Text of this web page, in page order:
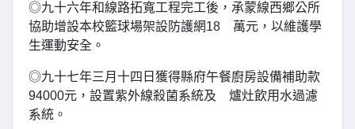
◎九十六年和線路拓寬工程完工後，承蒙線西鄉公所
協助增設本校籃球場架設防護網18 萬元，以維護學
生運動安全。
◎九十七年三月十四日獲得縣府午餐廚房設備補助款
94000元，設置紫外線殺菌系統及 爐灶飲用水過濾
系統。